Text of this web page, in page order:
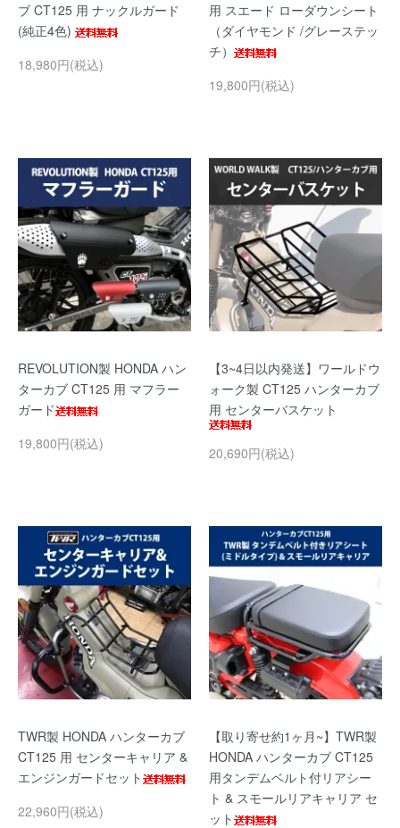
ブ CT125 用 ナックルガード
(純正4色)
18,980円(税込)
用 スエード ローダウンシート
（ダイヤモンド /グレーステッ
チ）
19,800円(税込)
REVOLUTION製 HONDA ハン
ターカブ CT125 用 マフラー
ガード
19,800円(税込)
【3~4日以内発送】ワールドウ
ォーク製 CT125 ハンターカブ
用 センターバスケット
20,690円(税込)
TWR製 HONDA ハンターカブ
CT125 用 センターキャリア &
エンジンガードセット
22,960円(税込)
【取り寄せ約1ヶ月~】TWR製
HONDA ハンターカブ CT125
用タンデムベルト付リアシー
ト & スモールリアキャリア セ
ット